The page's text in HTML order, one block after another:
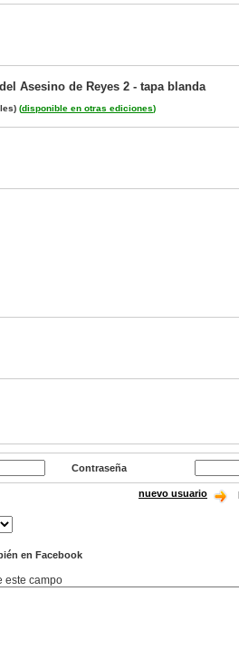
Asesino de Reyes 2 - tapa blanda
(disponible en otras ediciones)
Contraseña
nuevo usuario
en Facebook
este campo